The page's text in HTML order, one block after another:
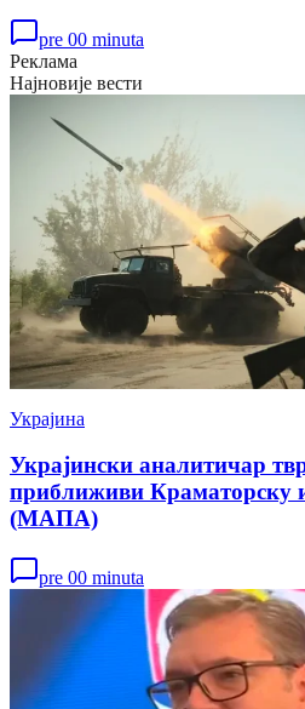
pre 00 minuta
Реклама
Најновије вести
Украјина
Украјински аналитичар
приближиви Краматорску
(МАПА)
pre 00 minuta